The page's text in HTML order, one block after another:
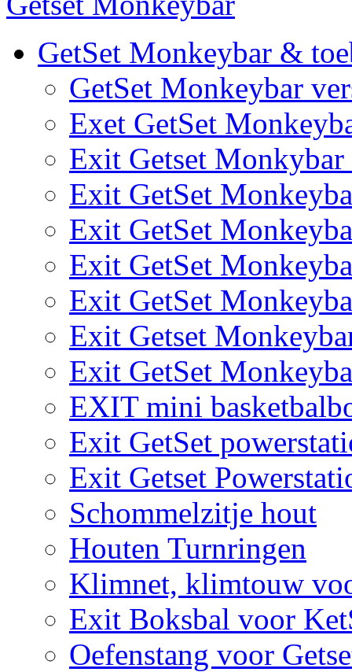
GetSet Monkeybar &
GetSet Monkeybar
Exet GetSet
Exit Getset
Exit GetSet
Exit GetSet
Exit GetSet
Exit GetSet
Exit Getset
Exit GetSet
EXIT mini
Exit GetSet
Exit Getset
Schommelzitje hout
Houten Turnringen
Klimnet, klimtouw
Exit Boksbal voor
Oefenstang voor